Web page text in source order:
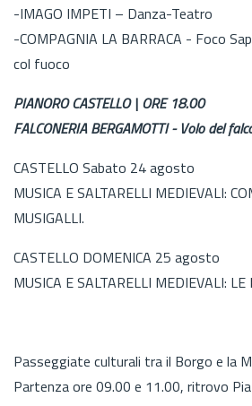
-IMAGO IMPETI – Danza-Teatro
-COMPAGNIA LA BARRACA - Foco
col fuoco
PIANORO CASTELLO | ORE 18.00
FALCONERIA BERGAMOTTI - Volo del
CASTELLO Sabato 24 agosto
MUSICA E SALTARELLI MEDIEVALI:
MUSIGALLI.
CASTELLO DOMENICA 25 agosto
MUSICA E SALTARELLI MEDIEVALI: LE
Passeggiate culturali tra il Borgo e la
Partenza ore 09.00 e 11.00, ritrovo